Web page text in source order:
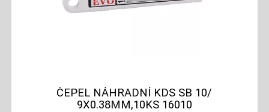
ČEPEL NÁHRADNÍ KDS SB 10/
9X0.38MM,10KS 16010